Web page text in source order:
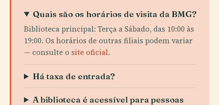
Quais são os horários de visita da BMG?
Biblioteca principal: Terça a Sábado, das 10:00 às
19:00. Os horários de outras filiais podem variar
— consulte o site oficial.
Há taxa de entrada?
A biblioteca é acessível para pessoas